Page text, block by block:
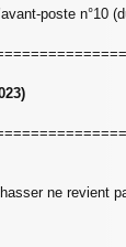
poste n°10
ne revient